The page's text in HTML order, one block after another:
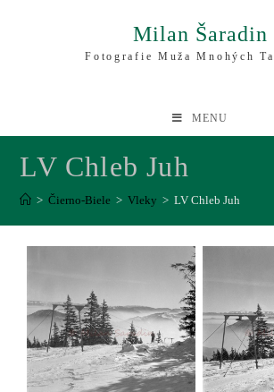
Milan Šaradin
Fotografie Muža Mnohých
MENU
LV Chleb Juh
> Čierno-Biele > Vleky > LV Chleb Juh